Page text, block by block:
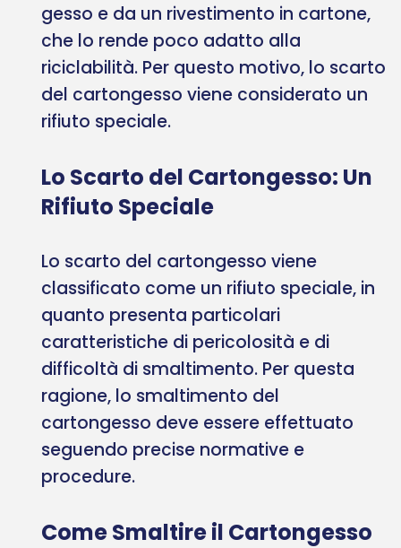
gesso e da un rivestimento in cartone,
che lo rende poco adatto alla
riciclabilità. Per questo motivo, lo scarto
del cartongesso viene considerato un
rifiuto speciale.
Lo Scarto del Cartongesso: Un
Rifiuto Speciale
Lo scarto del cartongesso viene
classificato come un rifiuto speciale, in
quanto presenta particolari
caratteristiche di pericolosità e di
difficoltà di smaltimento. Per questa
ragione, lo smaltimento del
cartongesso deve essere effettuato
seguendo precise normative e
procedure.
Come Smaltire il Cartongesso